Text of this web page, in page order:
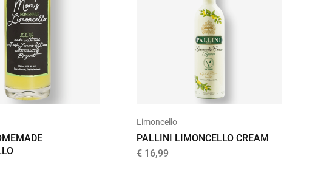
Limoncello
PALLINI LIMONCELLO CREAM
€ 16,99